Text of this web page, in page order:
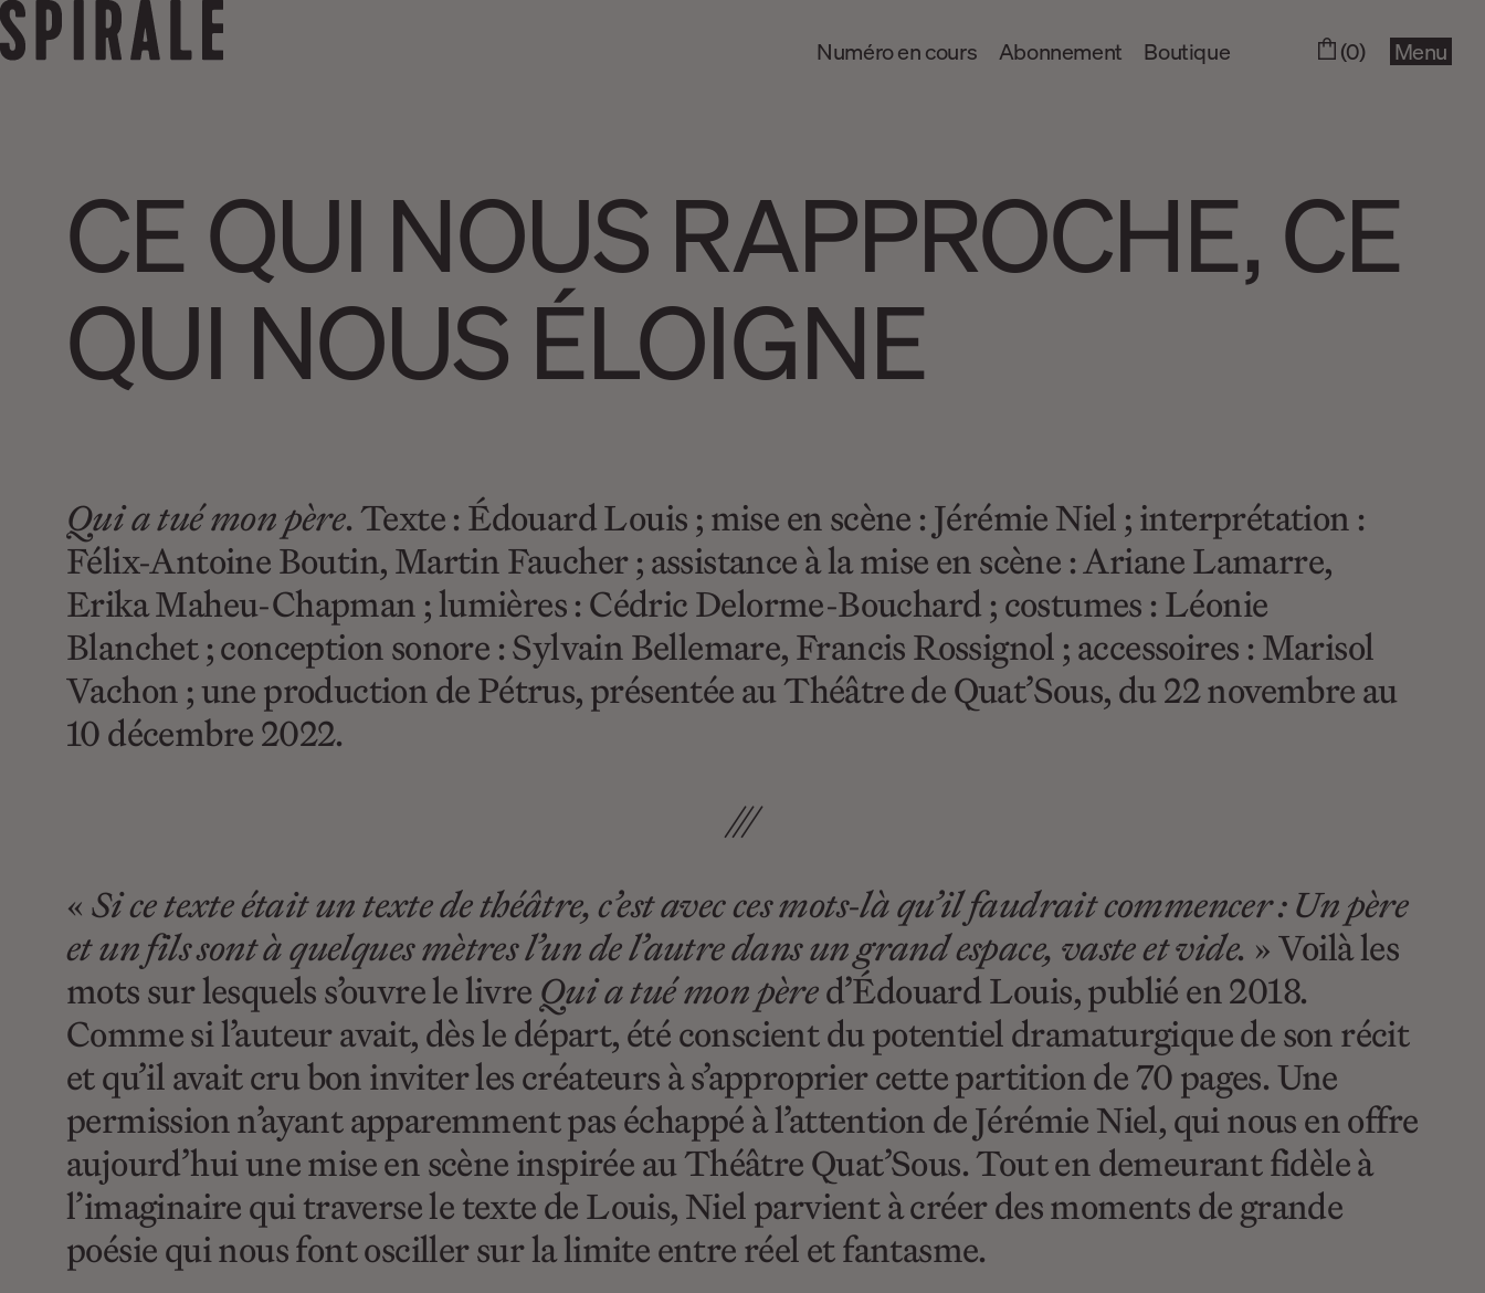
Numéro en cours Abonnement Boutique (0) Menu
CE QUI NOUS RAPPROCHE, CE
QUI NOUS ÉLOIGNE
Qui a tué mon père. Texte : Édouard Louis ; mise en scène : Jérémie Niel ; interprétation :
Félix-Antoine Boutin, Martin Faucher ; assistance à la mise en scène : Ariane Lamarre,
Erika Maheu-Chapman ; lumières : Cédric Delorme-Bouchard ; costumes : Léonie
Blanchet ; conception sonore : Sylvain Bellemare, Francis Rossignol ; accessoires : Marisol
Vachon ; une production de Pétrus, présentée au Théâtre de Quat’Sous, du 22 novembre au
10 décembre 2022.
///
« Si ce texte était un texte de théâtre, c’est avec ces mots-là qu’il faudrait commencer : Un père
et un fils sont à quelques mètres l’un de l’autre dans un grand espace, vaste et vide. » Voilà les
mots sur lesquels s’ouvre le livre Qui a tué mon pèred’Édouard Louis, publié en 2018.
Comme si l’auteur avait, dès le départ, été conscient du potentiel dramaturgique de son récit
et qu’il avait cru bon inviter les créateurs à s’approprier cette partition de 70 pages. Une
permission n’ayant apparemment pas échappé à l’attention de Jérémie Niel, qui nous en offre
aujourd’hui une mise en scène inspirée au Théâtre Quat’Sous. Tout en demeurant fidèle à
l’imaginaire qui traverse le texte de Louis, Niel parvient à créer des moments de grande
poésie qui nous font osciller sur la limite entre réel et fantasme.